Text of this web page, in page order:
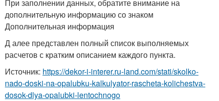
При заполнении данных, обратите внимание на
дополнительную информацию со знаком
Дополнительная информация
Д алее представлен полный список выполняемых
расчетов с кратким описанием каждого пункта.
Источник: https://dekor-i-interer.ru-land.com/stati/skolko-
nado-doski-na-opalubku-kalkulyator-rascheta-kolichestva-
dosok-dlya-opalubki-lentochnogo